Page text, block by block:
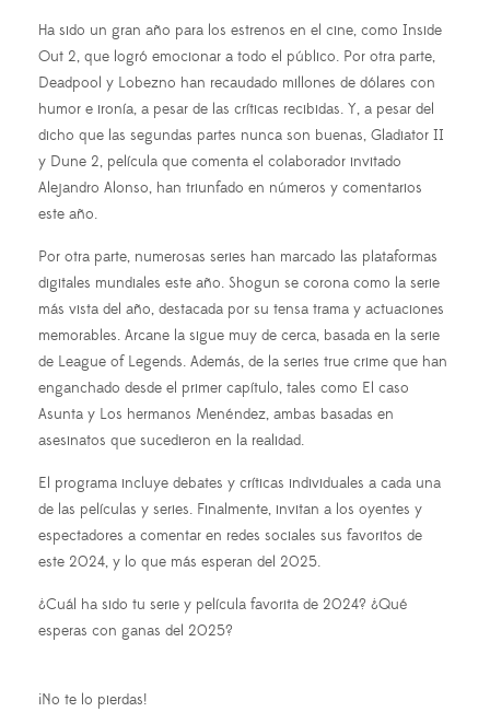
Ha sido un gran año para los estrenos en el cine, como Inside
Out 2, que logró emocionar a todo el público. Por otra parte,
Deadpool y Lobezno han recaudado millones de dólares con
humor e ironía, a pesar de las críticas recibidas. Y, a pesar del
dicho que las segundas partes nunca son buenas, Gladiator II
y Dune 2, película que comenta el colaborador invitado
Alejandro Alonso, han triunfado en números y comentarios
este año.
Por otra parte, numerosas series han marcado las plataformas
digitales mundiales este año. Shogun se corona como la serie
más vista del año, destacada por su tensa trama y actuaciones
memorables. Arcane la sigue muy de cerca, basada en la serie
de League of Legends. Además, de la series true crime que han
enganchado desde el primer capítulo, tales como El caso
Asunta y Los hermanos Menéndez, ambas basadas en
asesinatos que sucedieron en la realidad.
El programa incluye debates y críticas individuales a cada una
de las películas y series. Finalmente, invitan a los oyentes y
espectadores a comentar en redes sociales sus favoritos de
este 2024, y lo que más esperan del 2025.
¿Cuál ha sido tu serie y película favorita de 2024? ¿Qué
esperas con ganas del 2025?
¡No te lo pierdas!